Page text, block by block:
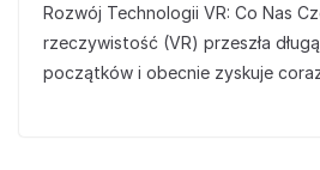
Rozwój Technologii VR: Co Nas
rzeczywistość (VR) przeszła
początków i obecnie zyskuje